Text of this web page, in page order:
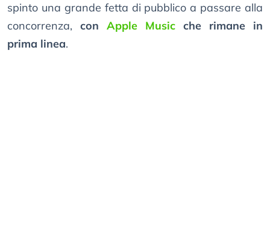
spinto una grande fetta di pubblico a passare alla
concorrenza, con Apple Music che rimane in
prima linea.